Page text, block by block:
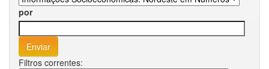
por
Filtros correntes: